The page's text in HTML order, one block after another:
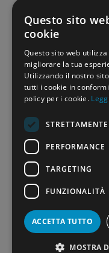
ormai
8 Febbraio 2024 di
Questo sito
cookie
Questo sito web
migliorare la tua
Utilizzando il nostro
tutti i cookie in
policy per i cookie.
PERFORMANCE
TARGETING
FUNZIONALITÀ
ACCETTA TUTTO
MOSTRA